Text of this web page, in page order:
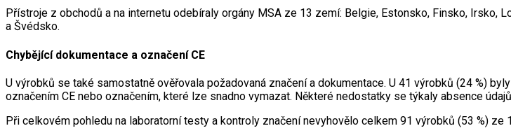
Přístroje z obchodů a na internetu odebíraly orgány MSA ze 13 zemí: Belgie, Estonsko, Finsko,
a Švédsko.
Chybějící dokumentace a označení CE
U výrobků se také samostatně ověřovala požadovaná značení a dokumentace. U 41 výrobků (24 %)
označením CE nebo označením, které lze snadno vymazat. Některé nedostatky se týkaly absence
Při celkovém pohledu na laboratorní testy a kontroly značení nevyhovělo celkem 91 výrobků (53 %) ze